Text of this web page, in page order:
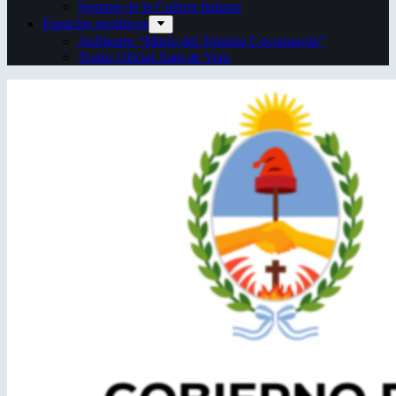
Semana de la Cultura Italiana
Espacios escénicos
Anfiteatro “Mario del Tránsito Cocomarola”
Teatro Oficial Juan de Vera